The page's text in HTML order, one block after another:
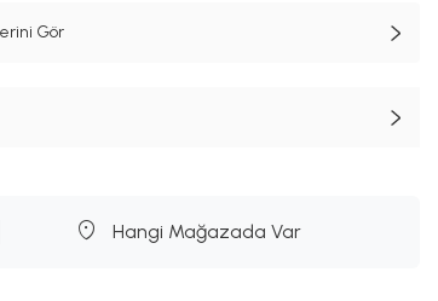
Gör
Hangi Mağazada Var